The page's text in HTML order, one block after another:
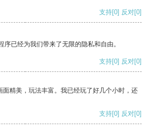
支持[0] 反对[0]
序已经为我们带来了无限的隐私和自由。
支持[0] 反对[0]
面精美，玩法丰富。我已经玩了好几个小时，还
支持[0] 反对[0]